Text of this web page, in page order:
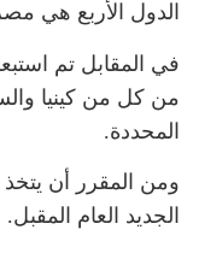
الدول الأربع هي
في المقابل تم
من كل من كينيا
المحددة.
ومن المقرر أن
الجديد العام المقبل.